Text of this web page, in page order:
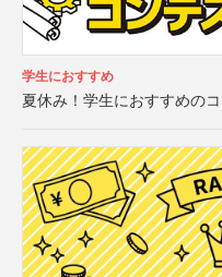
学生におすすめ
夏休み！学生におすすめの